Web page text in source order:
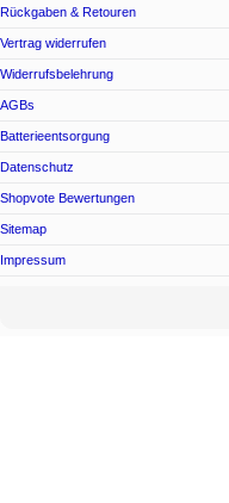
Rückgaben & Retouren
Vertrag widerrufen
Widerrufsbelehrung
AGBs
Batterieentsorgung
Datenschutz
Shopvote Bewertungen
Sitemap
Impressum